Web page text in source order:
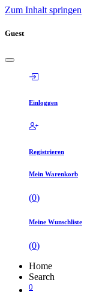
Zum Inhalt springen
Guest
Einloggen
Registrieren
Mein Warenkorb
(0)
Meine Wunschliste
(0)
Home
Search
0